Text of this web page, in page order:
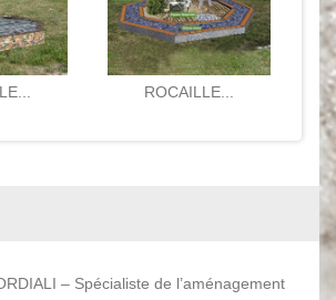
ROCAILLE...
– Spécialiste de l’aménagement